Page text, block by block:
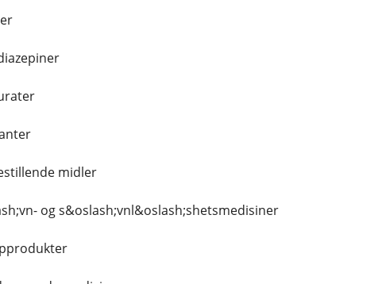
midler
og s&oslash;vnl&oslash;shetsmedisiner